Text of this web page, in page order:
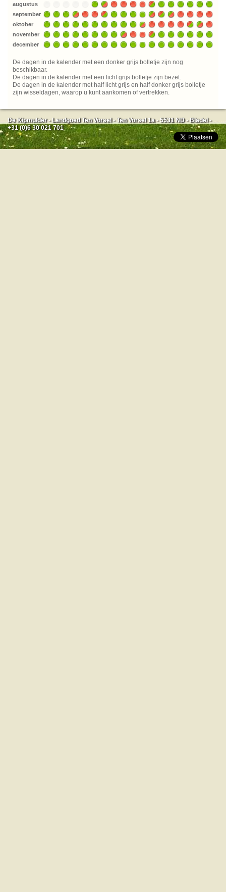
augustus
september
oktober
november
december
De dagen in de kalender met een donker grijs bolletje zijn nog
beschikbaar.
De dagen in de kalender met een licht grijs bolletje zijn bezet.
De dagen in de kalender met half licht grijs en half donker grijs bolletje
zijn wisseldagen, waarop u kunt aankomen of vertrekken.
De Kipmulder - Landgoed Ten Vorsel - Ten Vorsel 1a - 5531 ND - Bladel -
+31 (0)6 30 021 701